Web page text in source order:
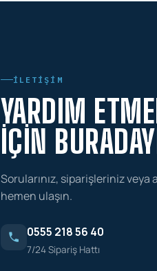
İLETIŞIM
YARDIM
İÇIN
Sorularınız, siparişleriniz veya
hemen ulaşın.
0555 218 56 40
7/24 Sipariş Hattı